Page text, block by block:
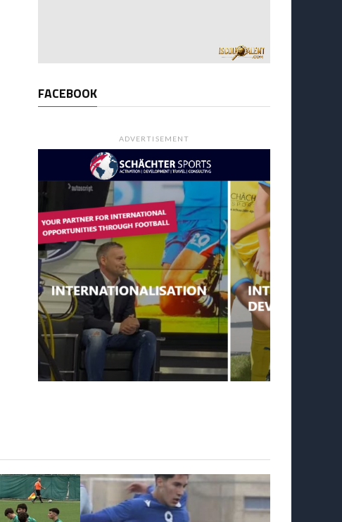
FACEBOOK
ADVERTISEMENT